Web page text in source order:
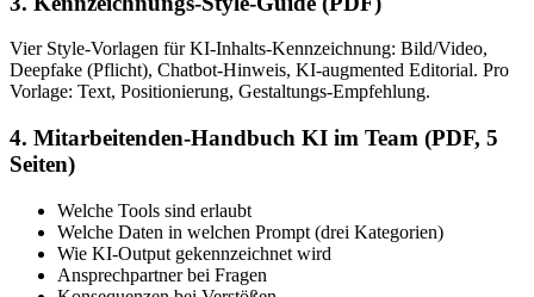
Vier Style-Vorlagen für KI-Inhalts-Kennzeichnung: Bild/Video,
Deepfake (Pflicht), Chatbot-Hinweis, KI-augmented Editorial. Pro
Vorlage: Text, Positionierung, Gestaltungs-Empfehlung.
4. Mitarbeitenden-Handbuch KI im Team (PDF, 5
Seiten)
Welche Tools sind erlaubt
Welche Daten in welchen Prompt (drei Kategorien)
Wie KI-Output gekennzeichnet wird
Ansprechpartner bei Fragen